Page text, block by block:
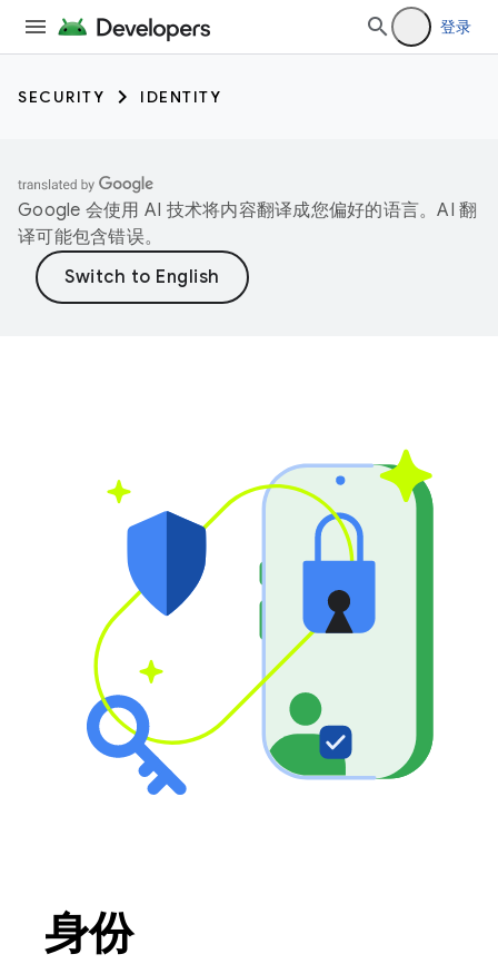
登录
SECURITY IDENTITY
Google 会使用 AI 技术将内容翻译成您偏好的语言。AI 翻
译可能包含错误。
身份